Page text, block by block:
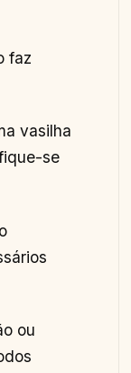
faz
vasilha
se
ou